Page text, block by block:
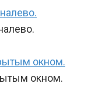
окном.
окном.